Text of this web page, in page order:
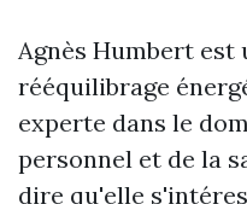
Agnès Humbert est
rééquilibrage
experte dans le
personnel et de la
dire qu'elle